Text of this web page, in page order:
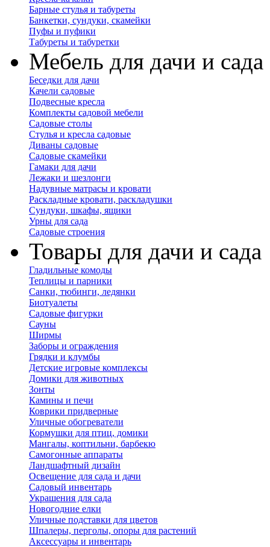
Барные стулья и табуреты
Банкетки, сундуки, скамейки
Пуфы и пуфики
Табуреты и табуретки
Мебель для дачи и сада
Беседки для дачи
Качели садовые
Подвесные кресла
Комплекты садовой мебели
Садовые столы
Стулья и кресла садовые
Диваны садовые
Садовые скамейки
Гамаки для дачи
Лежаки и шезлонги
Надувные матрасы и кровати
Раскладные кровати, раскладушки
Сундуки, шкафы, ящики
Урны для сада
Садовые строения
Товары для дачи и сада
Гладильные комоды
Теплицы и парники
Санки, тюбинги, ледянки
Биотуалеты
Садовые фигурки
Сауны
Ширмы
Заборы и ограждения
Грядки и клумбы
Детские игровые комплексы
Домики для животных
Зонты
Камины и печи
Коврики придверные
Уличные обогреватели
Кормушки для птиц, домики
Мангалы, коптильни, барбекю
Самогонные аппараты
Ландшафтный дизайн
Освещение для сада и дачи
Садовый инвентарь
Украшения для сада
Новогодние елки
Уличные подставки для цветов
Шпалеры, перголы, опоры для растений
Аксессуары и инвентарь